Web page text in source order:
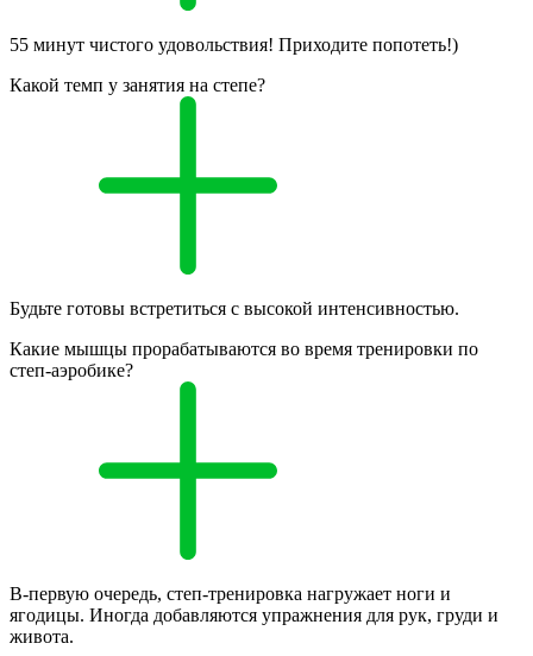
55 минут чистого удовольствия! Приходите попотеть!)
Какой темп у занятия на степе?
Будьте готовы встретиться с высокой интенсивностью.
Какие мышцы прорабатываются во время тренировки по
степ-аэробике?
В-первую очередь, степ-тренировка нагружает ноги и
ягодицы. Иногда добавляются упражнения для рук, груди и
живота.